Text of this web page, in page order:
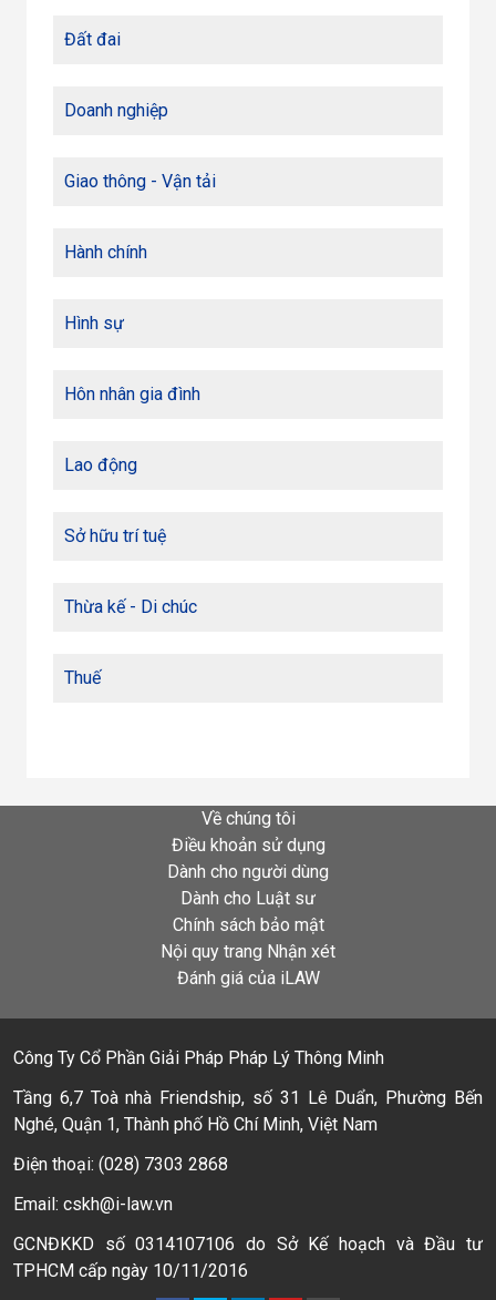
Đất đai
Doanh nghiệp
Giao thông - Vận tải
Hành chính
Hình sự
Hôn nhân gia đình
Lao động
Sở hữu trí tuệ
Thừa kế - Di chúc
Thuế
Về chúng tôi
Điều khoản sử dụng
Dành cho người dùng
Dành cho Luật sư
Chính sách bảo mật
Nội quy trang Nhận xét
Đánh giá của iLAW
Công Ty Cổ Phần Giải Pháp Pháp Lý Thông Minh
Tầng 6,7 Toà nhà Friendship, số 31 Lê Duẩn, Phường Bến
Nghé, Quận 1, Thành phố Hồ Chí Minh, Việt Nam
Điện thoại: (028) 7303 2868
Email: cskh@i-law.vn
GCNĐKKD số 0314107106 do Sở Kế hoạch và Đầu tư
TPHCM cấp ngày 10/11/2016